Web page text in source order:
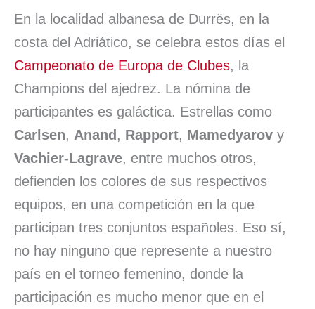
d
En la localidad albanesa de Durrës, en la
costa del Adriático, se celebra estos días el
Campeonato de Europa de Clubes, la
Champions del ajedrez. La nómina de
participantes es galáctica. Estrellas como
Carlsen, Anand , Rapport, Mamedyarov y
Vachier-Lagrave, entre muchos otros,
defienden los colores de sus respectivos
equipos, en una competición en la que
participan tres conjuntos españoles. Eso sí,
no hay ninguno que represente a nuestro
país en el torneo femenino, donde la
participación es mucho menor que en el